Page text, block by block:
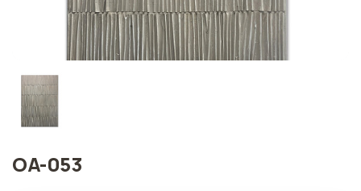
OA-053